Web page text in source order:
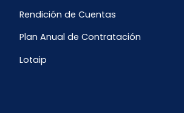
Rendición de Cuentas
Plan Anual de Contratación
Lotaip